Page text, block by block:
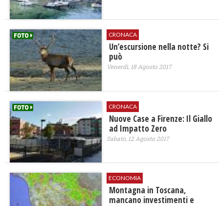
CRONACA
Un’escursione nella notte? Si
può
Venerdì, 18 Agosto 2017
CRONACA
Nuove Case a Firenze: Il Giallo
ad Impatto Zero
Sabato, 12 Agosto 2017
ECONOMIA
Montagna in Toscana,
mancano investimenti e